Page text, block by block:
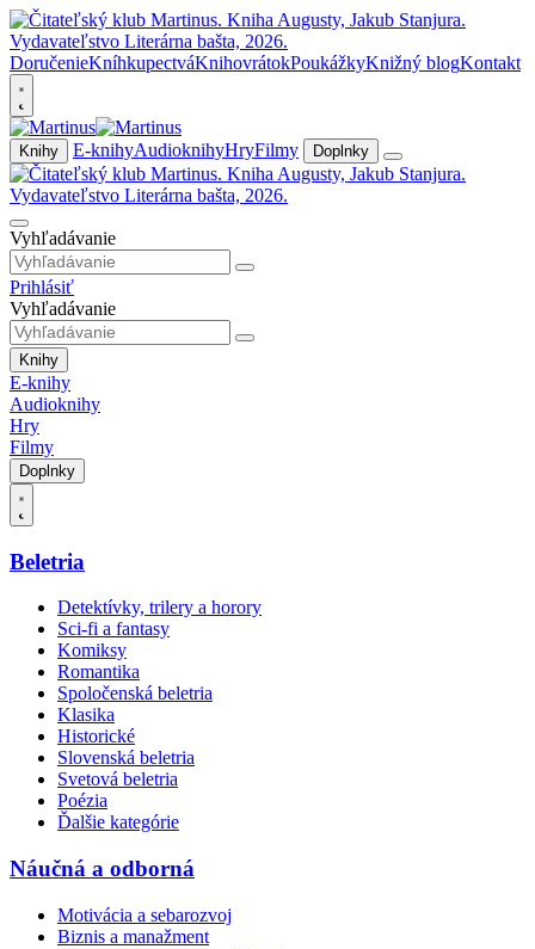
DoručenieKníhkupectváKnihovrátokPoukážkyKnižný blogKontakt
Knihy E-knihyAudioknihyHryFilmy Doplnky
Vyhľadávanie
Prihlásiť
Vyhľadávanie
Knihy
E-knihy
Audioknihy
Hry
Filmy
Doplnky
Beletria
Detektívky, trilery a horory
Sci-fi a fantasy
Komiksy
Romantika
Spoločenská beletria
Klasika
Historické
Slovenská beletria
Svetová beletria
Poézia
Ďalšie kategórie
Náučná a odborná
Motivácia a sebarozvoj
Biznis a manažment